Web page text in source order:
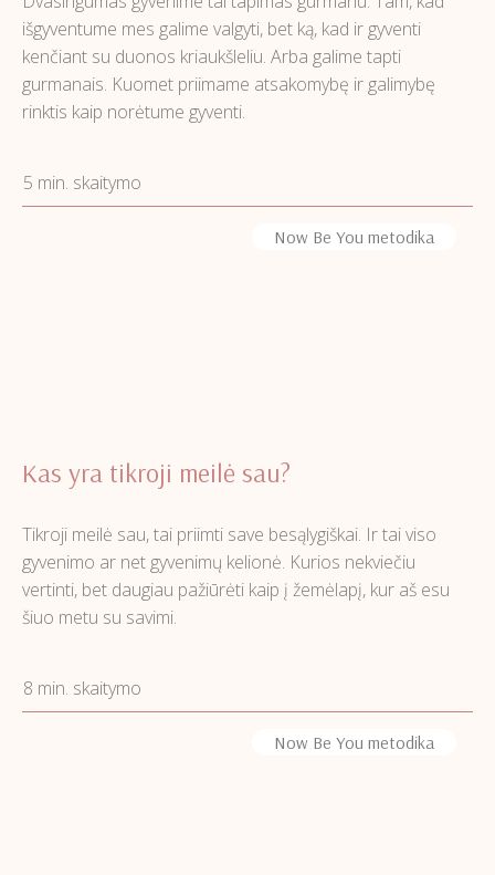
išgyventume mes galime valgyti, bet ką, kad ir gyventi
kenčiant su duonos kriaukšleliu. Arba galime tapti
gurmanais. Kuomet priimame atsakomybę ir galimybę
rinktis kaip norėtume gyventi.
5 min. skaitymo
Now Be You metodika
Kas yra tikroji meilė sau?
Tikroji meilė sau, tai priimti save besąlygiškai. Ir tai viso
gyvenimo ar net gyvenimų kelionė. Kurios nekviečiu
vertinti, bet daugiau pažiūrėti kaip į žemėlapį, kur aš esu
šiuo metu su savimi.
8 min. skaitymo
Now Be You metodika